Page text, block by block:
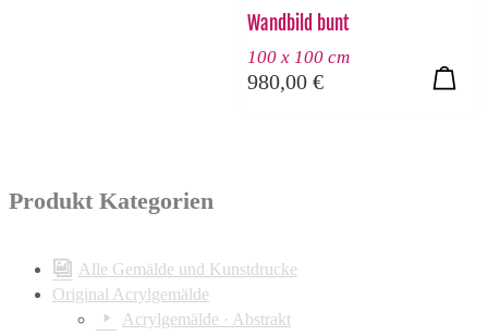
Wandbild bunt
100 x 100 cm
980,00 €
Produkt Kategorien
Alle Gemälde und Kunstdrucke
Original Acrylgemälde
Acrylgemälde · Abstrakt